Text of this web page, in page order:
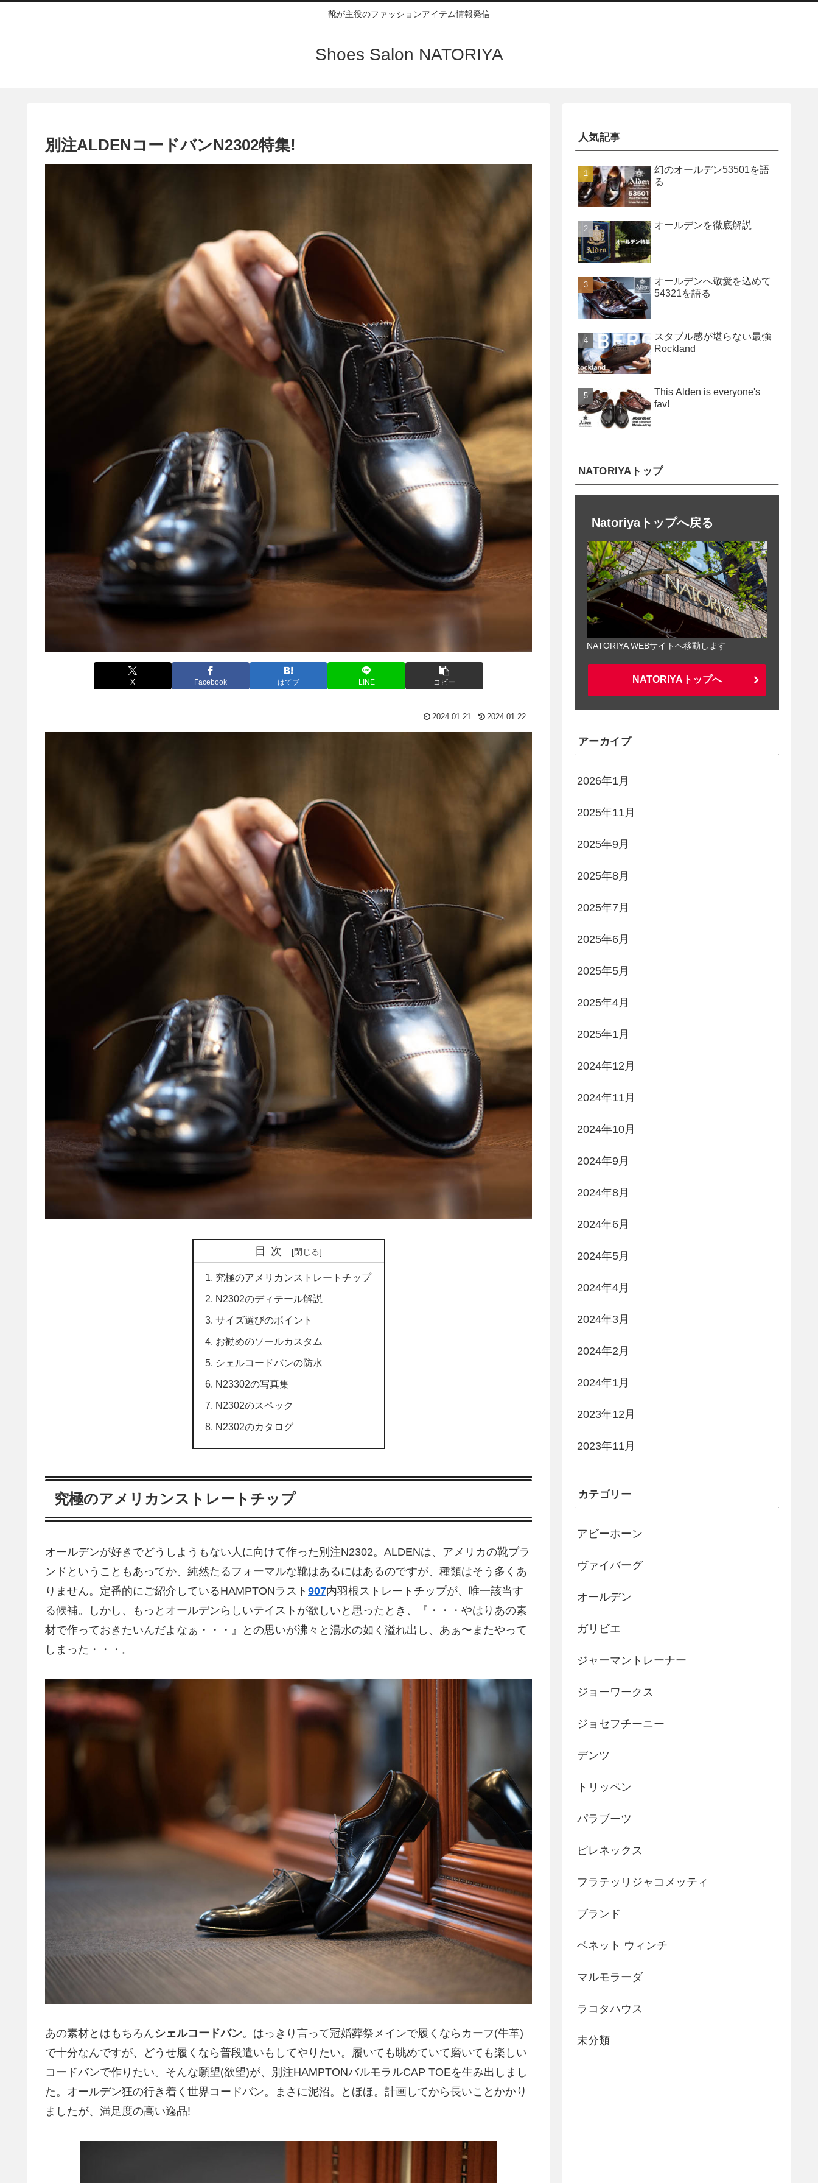
靴が主役のファッションアイテム情報発信
Shoes Salon NATORIYA
別注ALDENコードバンN2302特集!
X Facebook はてブ LINE コピー
2024.01.21 2024.01.22
目次
究極のアメリカンストレートチップ
N2302のディテール解説
サイズ選びのポイント
お勧めのソールカスタム
シェルコードバンの防水
N23302の写真集
N2302のスペック
N2302のカタログ
究極のアメリカンストレートチップ
オールデンが好きでどうしようもない人に向けて作った別注N2302。ALDENは、アメリカの靴ブラ
ンドということもあってか、純然たるフォーマルな靴はあるにはあるのですが、種類はそう多くあ
りません。定番的にご紹介しているHAMPTONラスト 907内羽根ストレートチップが、唯一該当す
る候補。しかし、もっとオールデンらしいテイストが欲しいと思ったとき、『・・・やはりあの素
材で作っておきたいんだよなぁ・・・』との思いが沸々と湯水の如く溢れ出し、あぁ〜またやって
しまった・・・。
あの素材とはもちろんシェルコードバン。はっきり言って冠婚葬祭メインで履くならカーフ(牛革)
で十分なんですが、どうせ履くなら普段遣いもしてやりたい。履いても眺めていて磨いても楽しい
コードバンで作りたい。そんな願望(欲望)が、別注HAMPTONバルモラルCAP TOEを生み出しまし
た。オールデン狂の行き着く世界コードバン。まさに泥沼。とほほ。計画してから長いことかかり
ましたが、満足度の高い逸品!
人気記事
幻のオールデン53501を語
る
オールデンを徹底解説
オールデンへ敬愛を込めて
54321を語る
スタブル感が堪らない最強
Rockland
This Alden is everyone's
fav!
NATORIYAトップ
Natoriyaトップへ戻る
NATORIYA WEBサイトへ移動します
NATORIYAトップへ
アーカイブ
2026年1月
2025年11月
2025年9月
2025年8月
2025年7月
2025年6月
2025年5月
2025年4月
2025年1月
2024年12月
2024年11月
2024年10月
2024年9月
2024年8月
2024年6月
2024年5月
2024年4月
2024年3月
2024年2月
2024年1月
2023年12月
2023年11月
カテゴリー
アビーホーン
ヴァイバーグ
オールデン
ガリビエ
ジャーマントレーナー
ジョーワークス
ジョセフチーニー
デンツ
トリッペン
パラブーツ
ピレネックス
フラテッリジャコメッティ
ブランド
ベネット ウィンチ
マルモラーダ
ラコタハウス
未分類